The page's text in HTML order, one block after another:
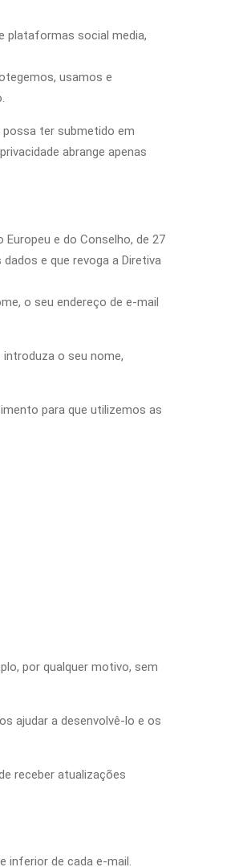
plataformas social media,
usamos e
possa ter submetido em
abrange apenas
e do Conselho, de 27
e que revoga a Diretiva
o seu endereço de e-mail
o seu nome,
para que utilizemos as
por qualquer motivo, sem
ajudar a desenvolvê-lo e os
receber atualizações
inferior de cada e-mail.